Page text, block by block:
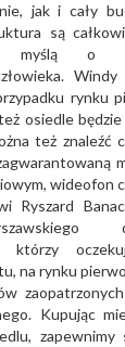
jak i cały
są
myślą o
rynku
osiedle
też znaleźć
wideofon
Ryszard
którzy
na rynku
Kupując
zapewnimy